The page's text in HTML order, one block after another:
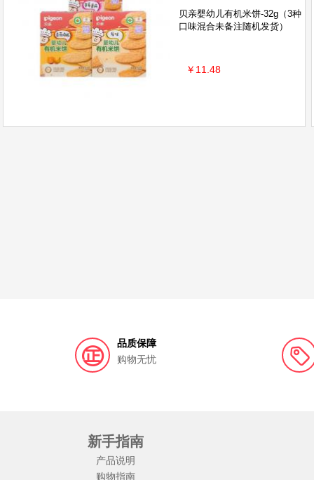
贝亲婴幼儿有机米饼-32g（3种
口味混合未备注随机发货）
￥11.48
品质保障
购物无忧
新手指南
产品说明
购物指南